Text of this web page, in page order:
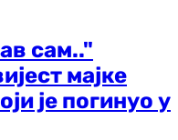
сам.."
мајке
је погинуо у